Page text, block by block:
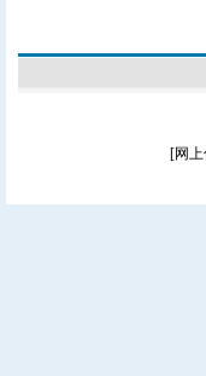
[网上